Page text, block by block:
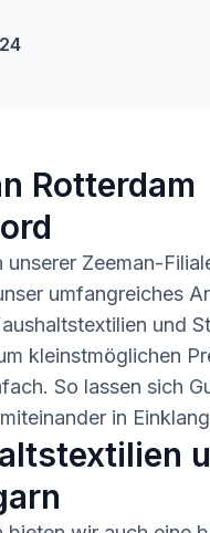
Rotterdam
unserer Zeeman-
umfangreiches
und
kleinstmöglichen
So lassen sich
in